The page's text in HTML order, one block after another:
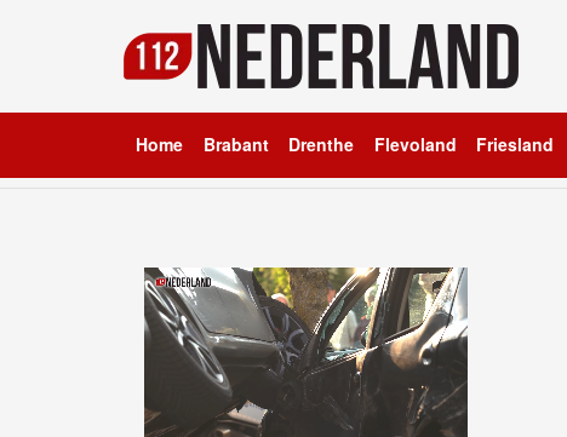
Home Brabant Drenthe Flevoland Friesland